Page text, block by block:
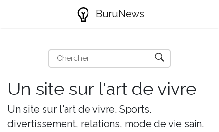
BuruNews
Un site sur l'art de vivre
Un site sur l'art de vivre. Sports,
divertissement, relations, mode de vie sain.